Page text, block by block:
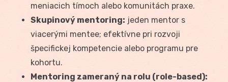
meniacich tímoch alebo komunitách praxe.
Skupinový mentoring: jeden mentor s
viacerými mentee; efektívne pri rozvoji
špecifickej kompetencie alebo programu pre
kohortu.
Mentoring zameraný na rolu (role-based):